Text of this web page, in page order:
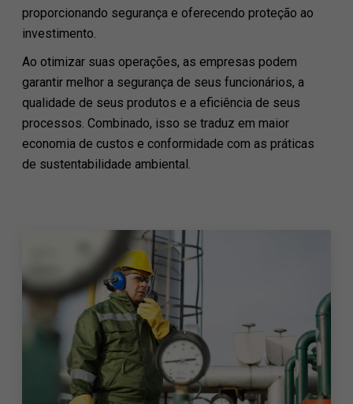
proporcionando segurança e oferecendo proteção ao
investimento.
Ao otimizar suas operações, as empresas podem
garantir melhor a segurança de seus funcionários, a
qualidade de seus produtos e a eficiência de seus
processos. Combinado, isso se traduz em maior
economia de custos e conformidade com as práticas
de sustentabilidade ambiental.